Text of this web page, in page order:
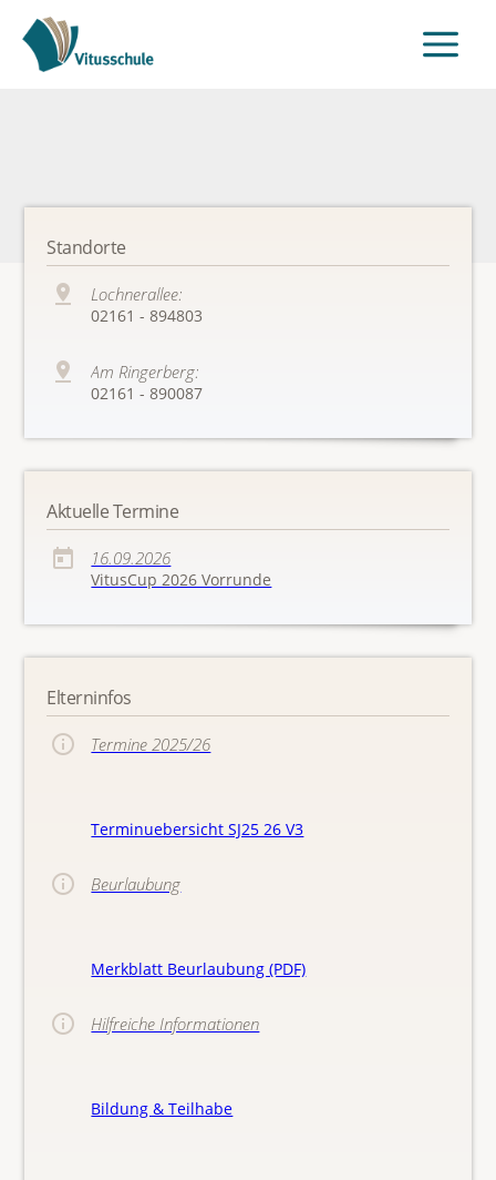
Standorte
Lochnerallee:
02161 - 894803
Am Ringerberg:
02161 - 890087
Aktuelle Termine
16.09.2026
VitusCup 2026 Vorrunde
Elterninfos
Termine 2025/26
Terminuebersicht SJ25 26 V3
Beurlaubung
Merkblatt Beurlaubung (PDF)
Hilfreiche Informationen
Bildung & Teilhabe